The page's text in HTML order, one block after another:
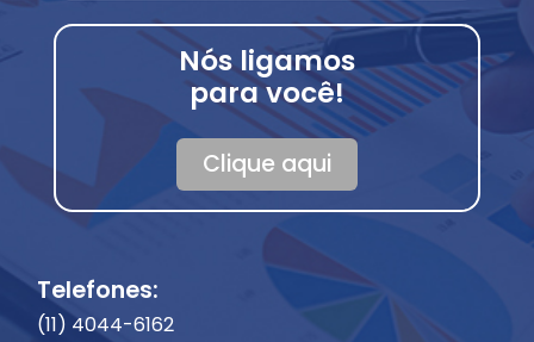
Nós ligamos
para você!
Clique aqui
Telefones:
(11) 4044-6162